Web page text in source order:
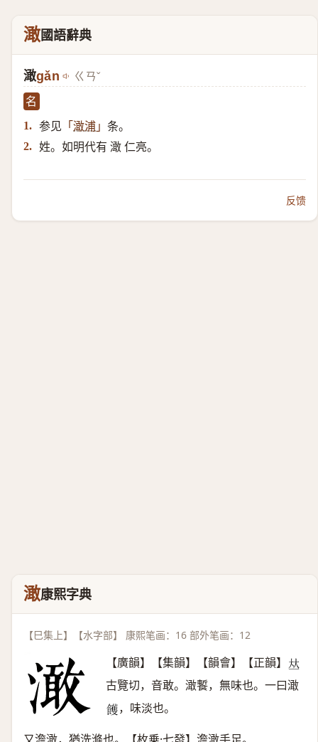
澉國語辭典
澉gǎn ㄍㄢˇ
名
1. 参见 「 澉浦 」 条。
2. 姓。如明代有 澉 仁亮。
反馈
澉康熙字典
【巳集上】【水字部】 康熙笔画：16 部外笔画：12
【廣韻】【集韻】【韻會】【正韻】 𠀤
古覽切，音敢。澉䭕，無味也。一曰澉
𩟓 ，味淡也。